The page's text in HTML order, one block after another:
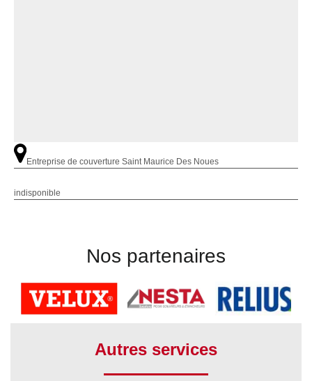
Entreprise de couverture Saint Maurice Des Noues
indisponible
Nos partenaires
Autres services